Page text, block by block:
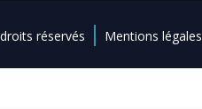
réservés | Mentions légales